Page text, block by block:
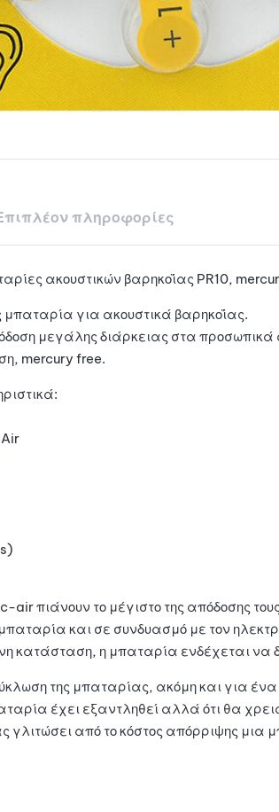
πληροφορίες
ακουστικών βαρηκοΐας PR10,
μπαταρία για ακουστικά βαρηκοΐας.
μεγάλης διάρκειας στα προσωπικά
mercury free.
air πιάνουν το μέγιστο της απόδοσης
και σε συνδυασμό με τον
κατάσταση, η μπαταρία ενδέχεται να
της μπαταρίας, ακόμη και για ένα
έχει εξαντληθεί αλλά ότι θα
από το κόστος απόρριψης μια